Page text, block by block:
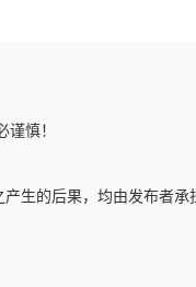
慎！
生的后果，均由发布者承